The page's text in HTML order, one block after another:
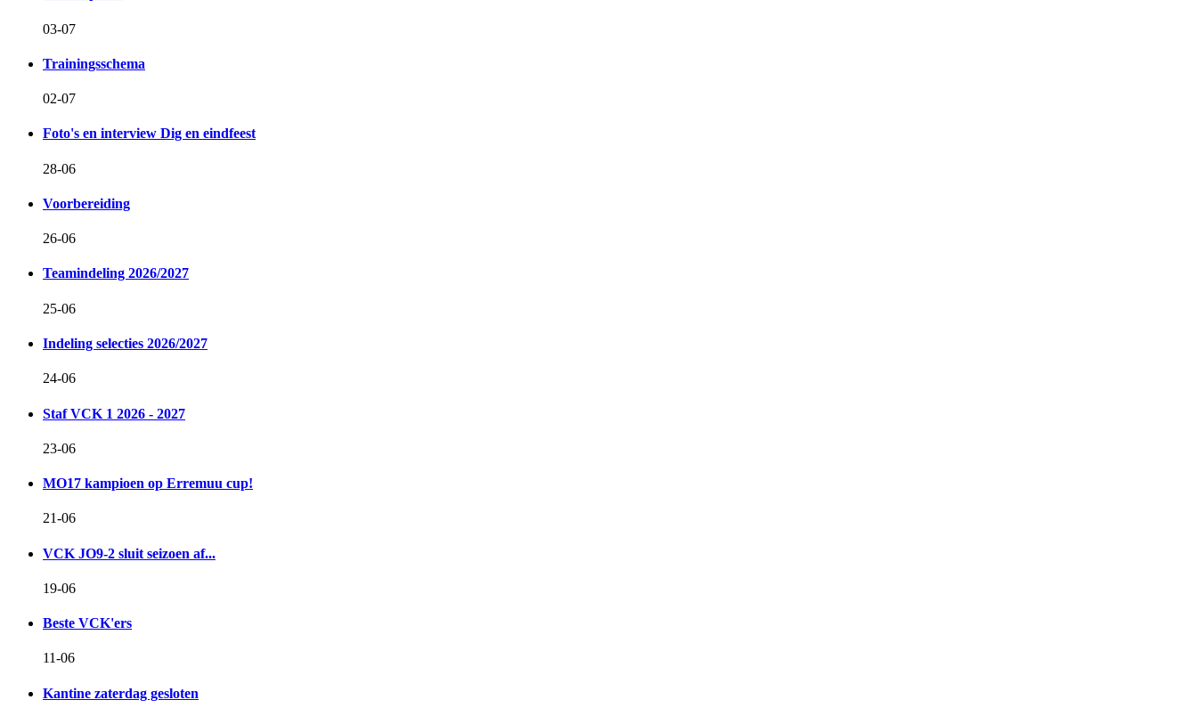
03-07
Trainingsschema
02-07
Foto's en interview Dig en eindfeest
28-06
Voorbereiding
26-06
Teamindeling 2026/2027
25-06
Indeling selecties 2026/2027
24-06
Staf VCK 1 2026 - 2027
23-06
MO17 kampioen op Erremuu cup!
21-06
VCK JO9-2 sluit seizoen af...
19-06
Beste VCK'ers
11-06
Kantine zaterdag gesloten